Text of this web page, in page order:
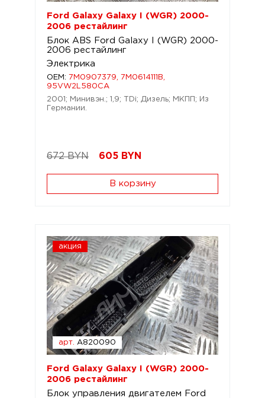
Ford Galaxy Galaxy I (WGR) 2000-
2006 рестайлинг
Блок ABS Ford Galaxy I (WGR) 2000-
2006 рестайлинг
Электрика
OEM:
7M0907379, 7M0614111B,
95VW2L580CA
2001; Минивэн.; 1,9; TDi; Дизель; МКПП; Из
Германии.
672 BYN 605 BYN
В корзину
акция
арт. A820090
Ford Galaxy Galaxy I (WGR) 2000-
2006 рестайлинг
Блок управления двигателем Ford